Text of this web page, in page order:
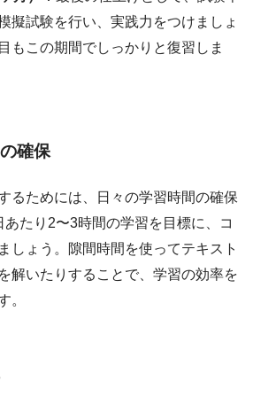
擬試験を行い、実践力をつけましょ
もこの期間でしっかりと復習しま
確保
るためには、日々の学習時間の確保
たり2〜3時間の学習を目標に、コ
しょう。隙間時間を使ってテキスト
解いたりすることで、学習の効率を
。